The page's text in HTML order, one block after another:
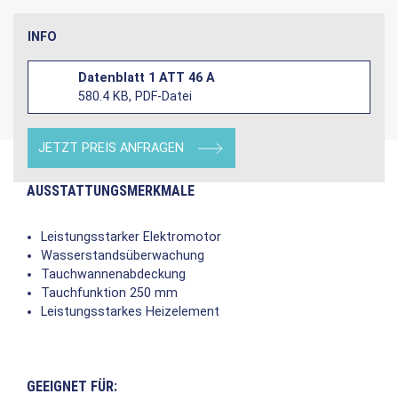
INFO
Datenblatt 1 ATT 46 A
580.4 KB, PDF-Datei
JETZT PREIS ANFRAGEN
AUSSTATTUNGSMERKMALE
Leistungsstarker Elektromotor
Wasserstandsüberwachung
Tauchwannenabdeckung
Tauchfunktion 250 mm
Leistungsstarkes Heizelement
GEEIGNET FÜR: